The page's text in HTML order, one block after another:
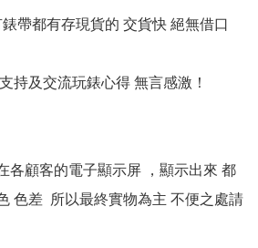
帶都有存現貨的 交貨快 絕無借口
持及交流玩錶心得 無言感激！
各顧客的電子顯示屏 ，顯示出來 都
色差  所以最終實物為主 不便之處請